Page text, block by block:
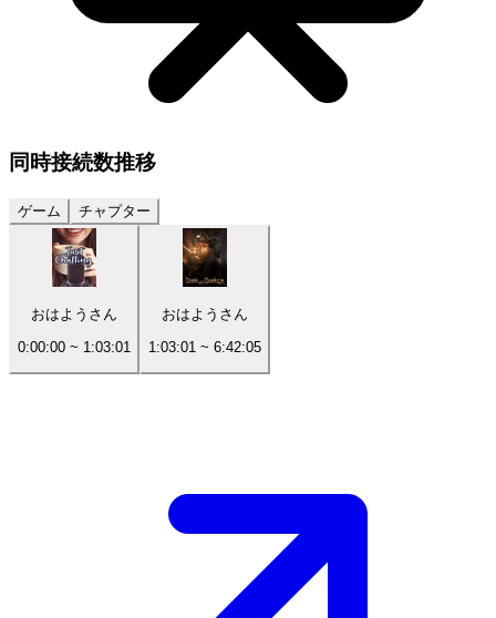
同時接続数推移
ゲーム チャプター
おはようさん
0:00:00 ~ 1:03:01
おはようさん
1:03:01 ~ 6:42:05